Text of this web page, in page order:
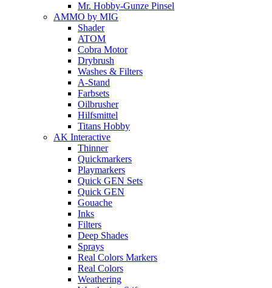
Mr. Hobby-Gunze Pinsel
AMMO by MIG
Shader
ATOM
Cobra Motor
Drybrush
Washes & Filters
A-Stand
Farbsets
Oilbrusher
Hilfsmittel
Titans Hobby
AK Interactive
Thinner
Quickmarkers
Playmarkers
Quick GEN Sets
Quick GEN
Gouache
Inks
Filters
Deep Shades
Sprays
Real Colors Markers
Real Colors
Weathering